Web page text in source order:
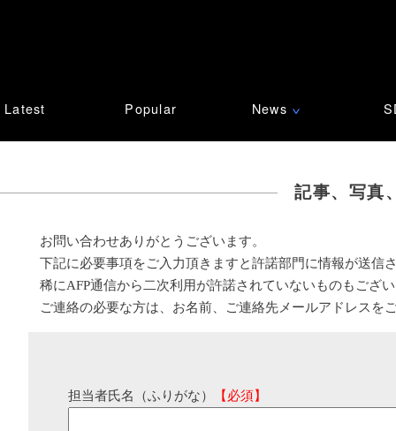
Latest Popular News ∨
記事、写真
お問い合わせありがとうございます。
下記に必要事項をご入力頂きますと許諾部門に情報が送信
稀にAFP通信から二次利用が許諾されていないものもござ
ご連絡の必要な方は、お名前、ご連絡先メールアドレスを
担当者氏名（ふりがな） 【必須】